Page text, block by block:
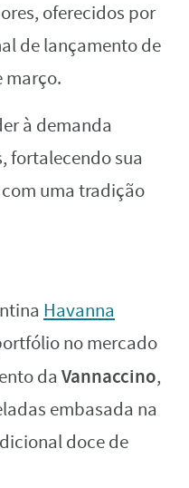
oferecidos por
de lançamento de
março.
à demanda
fortalecendo sua
uma tradição
Havanna
no mercado
da Vannaccino,
embasada na
doce de